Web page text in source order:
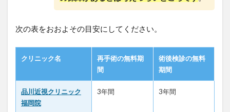
6
佐
眼
科
牟
田
院
次の表をおおよその目安にしてください。
クリニック名
再手術の無料期
間
術後検診の無料
期間
品川近視クリニック
福岡院
3年間 3年間